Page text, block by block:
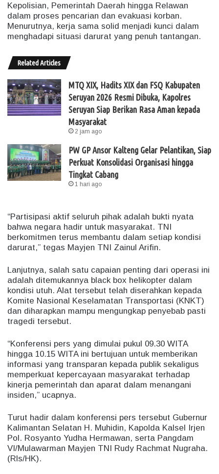
Kepolisian, Pemerintah Daerah hingga Relawan
dalam proses pencarian dan evakuasi korban.
Menurutnya, kerja sama solid menjadi kunci dalam
menghadapi situasi darurat yang penuh tantangan.
Related Articles
MTQ XIX, Hadits XIX dan FSQ Kabupaten
Seruyan 2026 Resmi Dibuka, Kapolres
Seruyan Siap Berikan Rasa Aman kepada
Masyarakat
2 jam ago
PW GP Ansor Kalteng Gelar Pelantikan, Siap
Perkuat Konsolidasi Organisasi hingga
Tingkat Cabang
1 hari ago
“Partisipasi aktif seluruh pihak adalah bukti nyata
bahwa negara hadir untuk masyarakat. TNI
berkomitmen terus membantu dalam setiap kondisi
darurat,” tegas Mayjen TNI Zainul Arifin.
Lanjutnya, salah satu capaian penting dari operasi ini
adalah ditemukannya black box helikopter dalam
kondisi utuh. Alat tersebut telah diserahkan kepada
Komite Nasional Keselamatan Transportasi (KNKT)
dan diharapkan mampu mengungkap penyebab pasti
tragedi tersebut.
“Konferensi pers yang dimulai pukul 09.30 WITA
hingga 10.15 WITA ini bertujuan untuk memberikan
informasi yang transparan kepada publik sekaligus
memperkuat kepercayaan masyarakat terhadap
kinerja pemerintah dan aparat dalam menangani
insiden,” ucapnya.
Turut hadir dalam konferensi pers tersebut Gubernur
Kalimantan Selatan H. Muhidin, Kapolda Kalsel Irjen
Pol. Rosyanto Yudha Hermawan, serta Pangdam
VI/Mulawarman Mayjen TNI Rudy Rachmat Nugraha.
(Rls/HK).